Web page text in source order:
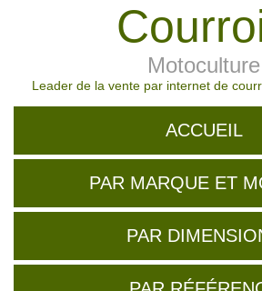
Motoculture
Leader de la vente par internet de
ACCUEIL
PAR MARQUE ET
PAR